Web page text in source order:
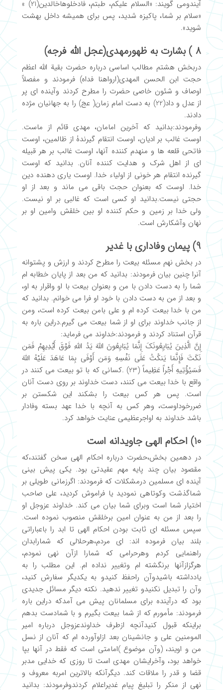
آیندومی گویند: «السلام علیکم، طبتم، فادخلوهاخالدین(21) »
«سلام بر شما، پاکیزه شدید، پس برای همیشه داخل بهشت
شوید».
8 ) بشارت به ظهورمهدی(عجل الله فرجه)
دربخش هشتم مطالب اساسی درباره حضرت بقیة الله اعظم
حجت ابن الحسن المهدی(ارواهنا فداه) فرمودند و مفصلاً
اوصاف و شئون خاصی حضرت را مطرح کردند وآینده ای پر
از عدل و داد(22) به دست امام زمان( عج) را به جهانیان مژده
دادند.
وفرمودند:بدانید که آخرین امامان، مهدی قائم از ماست.
اوست غالب بر ادیان، اوست انتقام گیرندۀ از ظالمین، اوست
فاتحی قلعه ها و منهدم کننده آنها، اوست غالب بر هر قبیله
ای از اهل شرک و هدایت کننده آنان. بدانید که اوست
گیرنده انتقام هر خونی از اولیاء خدا. اوست یاری دهنده دین
خدا. اوست که بعنوان حجت باقی می ماند و بعد از او
حجتی نیست.بدانید او کسی است که غالبی بر او نیست.
ولی خدا بر زمین و حکم کننده او بین خلقش وامین او بر
نهان وآشکارش است.
9) پیمان وفاداری با غدیر
در بخش نهم مسئله بیعت را مطرح کردند و ارزش و پشتوانه
آنرا چنین بیان فرمودند: بدانید که من بعد از پایان خطابه ام
شما را به دست دادن با من و بعنوان بیعت با او واقرار به او،
و بعد از من به دست دادن با خود او فرا می خوانم. بدانید که
من با خدا بیعت کرده ام و علی بامن بیعت کرده است، ومن
از جانب خداوند برای او از شما بیعت می گیرم.دراین باره به
قرآن استناد کردند و فرمودند:خداوند می فرماید:
إِنَّ الَّذِینَ یُبَایِعُونَکَ إِنَّمَا یُبَایِعُونَ اللَّهَ یَدُ اللَّهِ فَوْقَ أَیْدِیهِمْ فَمَن
نَکَثَ فَإِنَّمَا یَنکُثُ عَلَى‏ نَفْسِهِ وَمَن أَوْفَى‏ بِمَا عَاهَدَ عَلَیْهُ اللَّهَ
فَسَیُؤْتِیهِ أَجْراً عَظِیماً (23) .کسانی که با تو بیعت می کنند در
واقع با خدا بیعت می کنند، دست خداوند بر روی دست آنان
است. پس هر کس بیعت را بشکند این شکستن بر
ضررخوداوست، وهر کس به آنچه با خدا عهد بسته وفادار
باشد خداوند به اواجرعظیمی عنایت خواهد کرد.
10) احکام الهی جاویدانه است
در دهمین بخش،حضرت درباره احکام الهی سخن گفتند،که
مقصود بیان چند پایه مهم عقیدتی بود. یکی پیش بینی
آینده ای مسلمین درمشکلات که فرمودند: اگرزمانی طویلی بر
شماگذشت وکوتاهی نمودید یا فراموش کردید، علی صاحب
اختیار شما است وبرای شما بیان می کند. خداوند عزوجل او
را بعد از من به عنوان امین برخلقش منصوب نموده است.
سپس مسئله ای ثابت بودن احکام الهی تا ابد را باعباراتی
بلند بیان فرموده اند: ای مردم،هرحلالی که شمارابدان
راهنمایی کردم وهرحرامی که شمارا ازآن نهی نمودم،
هرگزازآنها برنگشته ام وتغییر نداده ام. این مطلب را به
یادداشته باشیدوآن راحفظ کنیدو به یکدیگر سفارش کنید،
وآن را تبدیل نکنیدو تغییر ندهید. نکته دیگر مسائل جدیدی
بود که درآینده برای مسلمانان پیش می آمدکه دراین باره
فرمودند: مأمورم که از شما بیعت بگیرم و با شمادست بدهم
براینکه قبول کنیدآنچه ازطرف خداوندعزوجل درباره امیر
المومنین علی و جانشینان بعد ازاوآورده ام که آنان از نسل
من و اویند، (وآن موضوع )امامتی است که فقط در آنها بپا
خواهد بود، وآخرایشان مهدی است تا روزی که خدایی مدبر
قضا و قدر را ملاقات کند. دیگرآنکه بالاترین امربه معروف و
نهی از منکر را تبلیغ پیام غدیراعلام کردندوفرمودند: بدانید